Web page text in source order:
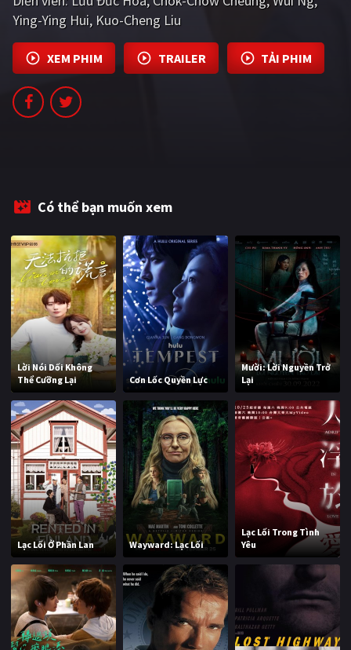
PHIM LẺ
PHIM CHIẾU RẠP
TUYỂN TẬP PHIM
BLOG
Ying-Ying Hui Kuo-Cheng Liu
XEM PHIM TRAILER TẢI PHIM
Có thể bạn muốn xem
Lời Nói Dối Không
Thể Cưỡng Lại
Cơn Lốc Quyền Lực
Mười: Lời Nguyền Trở
Lại
Lạc Lối Ở Phần Lan Wayward: Lạc Lối
Lạc Lối Trong Tình
Yêu